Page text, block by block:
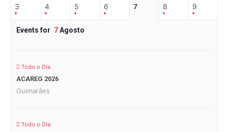
3 4 5 6 7 8 9
Events for 7Agosto
Todo o Dia
ACAREG 2026
Guimarães
Todo o Dia